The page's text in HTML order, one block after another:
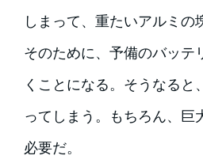
しまって、重たいアルミの
そのために、予備のバッテ
くことになる。そうなると
ってしまう。もちろん、巨
必要だ。